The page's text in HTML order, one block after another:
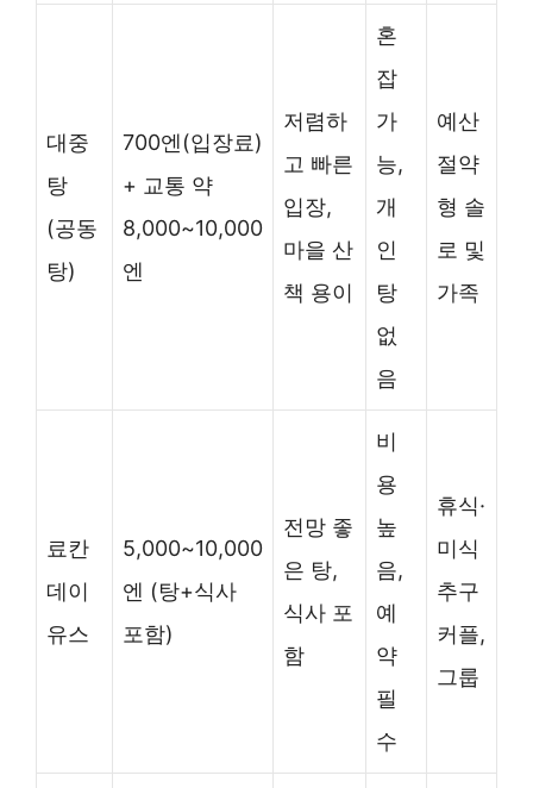
대중
탕
(공동
탕)
700엔(입장료)
+ 교통 약
8,000~10,000
엔
저렴하
고 빠른
입장,
마을 산
책 용이
혼
잡
가
능,
개
인
탕
없
음
예산
절약
형 솔
로 및
가족
료칸
데이
유스
5,000~10,000
엔 (탕+식사
포함)
전망 좋
은 탕,
식사 포
함
비
용
높
음,
예
약
필
수
휴식·
미식
추구
커플,
그룹